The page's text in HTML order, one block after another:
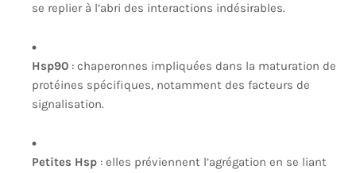
se replier à l’abri des interactions indésirables.
Hsp90 : chaperonnes impliquées dans la maturation de
protéines spécifiques, notamment des facteurs de
signalisation.
Petites Hsp : elles préviennent l’agrégation en se liant